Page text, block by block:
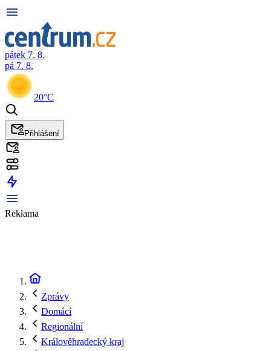
pátek 7. 8.
pá 7. 8.
20°C
Přihlášení
Reklama
Zprávy
Domácí
Regionální
Králověhradecký kraj